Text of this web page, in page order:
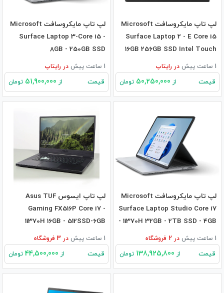
لپ تاپ مایکروسافت Microsoft
Surface Laptop 2 - E Core i5
16GB 256GB SSD Intel Touch
1 ساعت پیش در رایتاپ
قیمت از تومان
لپ تاپ مایکروسافت Microsoft
Surface Laptop 3-Core i5 -
8GB - 250GB SSD
1 ساعت پیش در رایتاپ
قیمت از تومان
لپ تاپ مایکروسافت Microsoft
Surface Laptop Studio Core i7
- 11370H 32GB - 2TB SSD - 4GB
RTX3050Ti1 ساعت پیش در فروشگاه
قیمت از تومان
لپ تاپ ایسوس Asus TUF
Gaming FX516P Core i7 -
11370H 16GB - 512SSD-6GB
RTX30601 ساعت پیش در فروشگاه
قیمت از تومان